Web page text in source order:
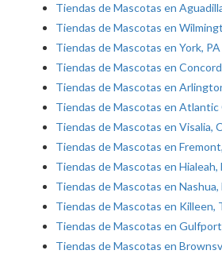
Tiendas de Mascotas en
Tiendas de Mascotas en
Tiendas de Mascotas en York, PA
Tiendas de Mascotas en
Tiendas de Mascotas en
Tiendas de Mascotas en Atlantic
Tiendas de Mascotas en Visalia,
Tiendas de Mascotas en
Tiendas de Mascotas en Hialeah,
Tiendas de Mascotas en Nashua,
Tiendas de Mascotas en Killeen,
Tiendas de Mascotas en
Tiendas de Mascotas en